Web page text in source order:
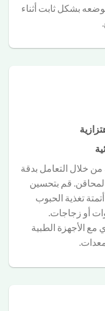
بشكل ثابت أثناء
من خلال التعامل بدقة
قم بتحسين
تغذية الحبوب
أو زجاجات.
مع الأجهزة الطبية